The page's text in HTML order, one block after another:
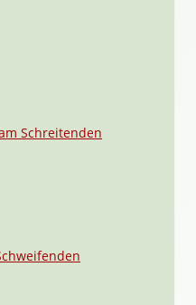
Schreitenden